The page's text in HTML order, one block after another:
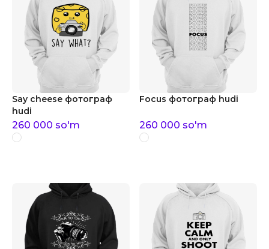
Say cheese фотограф
hudi
260 000 so'm
Focus фотограф hudi
260 000 so'm